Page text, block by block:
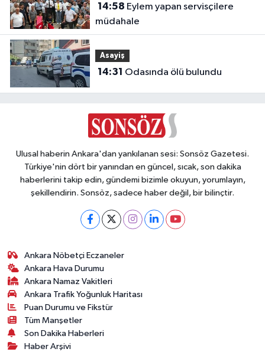
14:58
müdahale
Asayiş
14:31 Odasında ölü bulundu
Ulusal haberin Ankara'dan yankılanan sesi: Sonsöz Gazetesi.
Türkiye'nin dört bir yanından en güncel, sıcak, son dakika
haberlerini takip edin, gündemi bizimle okuyun, yorumlayın,
şekillendirin. Sonsöz, sadece haber değil, bir bilinçtir.
Ankara Nöbetçi Eczaneler
Ankara Hava Durumu
Ankara Namaz Vakitleri
Ankara Trafik Yoğunluk Haritası
Puan Durumu ve Fikstür
Tüm Manşetler
Son Dakika Haberleri
Haber Arşivi